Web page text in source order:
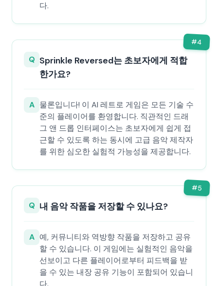
다.
#4
Q Sprinkle Reversed는 초보자에게 적합
한가요?
A 물론입니다! 이 AI 레트로 게임은 모든 기술 수
준의 플레이어를 환영합니다. 직관적인 드래
그 앤 드롭 인터페이스는 초보자에게 쉽게 접
근할 수 있도록 하는 동시에 고급 음악 제작자
를 위한 심오한 실험적 가능성을 제공합니다.
#5
Q 내 음악 작품을 저장할 수 있나요?
A 예, 커뮤니티와 역방향 작품을 저장하고 공유
할 수 있습니다. 이 게임에는 실험적인 음악을
선보이고 다른 플레이어로부터 피드백을 받
을 수 있는 내장 공유 기능이 포함되어 있습니
다.